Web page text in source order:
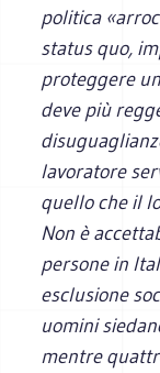
politica
status quo,
proteggere
deve più
lavoratore
quello che il
Non è
persone in
esclusione
uomini
mentre